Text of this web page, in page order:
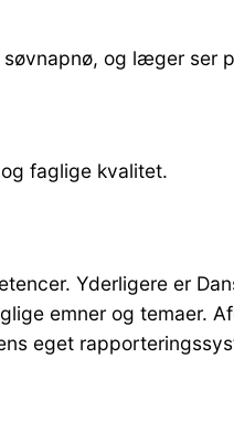
og læger ser
faglige kvalitet.
Yderligere er
emner og temaer.
eget